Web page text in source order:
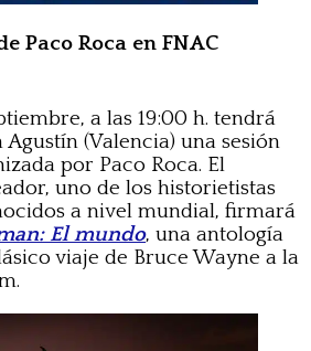
Paco Roca en FNAC
a las 19:00 h. tendrá
Agustín (Valencia) una sesión
por Paco Roca. El
uno de los historietistas
a nivel mundial, firmará
El mundo, una antología
viaje de Bruce Wayne a la